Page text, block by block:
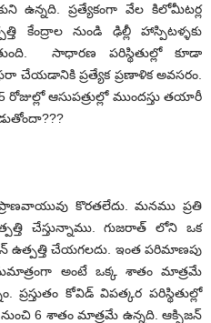
ఉన్నది. ప్రత్యేకంగా వేల కిలోమీటర్ల
కేంద్రాల నుండి ఢిల్లీ హాస్పిటళ్ళకు
సాధారణ పరిస్థితుల్లో కూడా
ప్రత్యేక ప్రణాళిక అవసరం.
రోజుల్లో ఆసుపత్రుల్లో ముందస్తు తయారీ
కొరతలేదు. మనము ప్రతి
చేస్తున్నాము. గుజరాత్ లోని ఒక
ఉత్పత్తి చేయగలదు. ఇంత పరిమాణపు
అంటే ఒక్క శాతం మాత్రమే
కోవిడ్ విపత్కర పరిస్థితుల్లో
6 శాతం మాత్రమే ఉన్నది. ఆక్సిజన్